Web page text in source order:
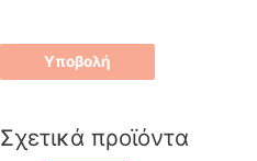
Σχετικά προϊόντα